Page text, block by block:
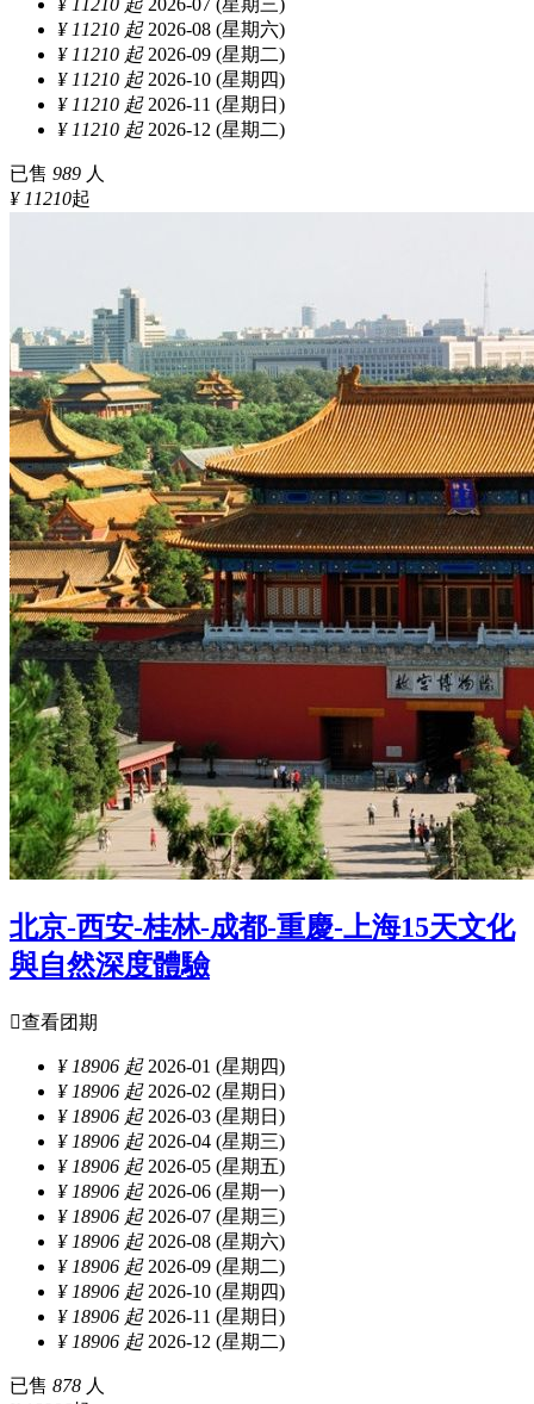
¥ 11210 起2026-08 (星期六)
¥ 11210 起2026-09 (星期二)
¥ 11210 起2026-10 (星期四)
¥ 11210 起2026-11 (星期日)
¥ 11210 起2026-12 (星期二)
已售 989 人
¥ 11210起
北京-西安-桂林-成都-重慶-上海15天文化
與自然深度體驗
查看团期
¥ 18906 起2026-01 (星期四)
¥ 18906 起2026-02 (星期日)
¥ 18906 起2026-03 (星期日)
¥ 18906 起2026-04 (星期三)
¥ 18906 起2026-05 (星期五)
¥ 18906 起2026-06 (星期一)
¥ 18906 起2026-07 (星期三)
¥ 18906 起2026-08 (星期六)
¥ 18906 起2026-09 (星期二)
¥ 18906 起2026-10 (星期四)
¥ 18906 起2026-11 (星期日)
¥ 18906 起2026-12 (星期二)
已售 878 人